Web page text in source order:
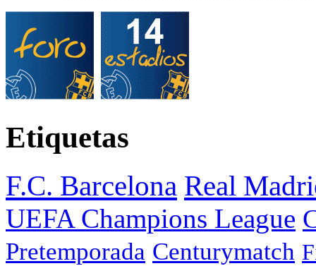
Etiquetas
F.C. Barcelona Real
UEFA Champions League
Pretemporada Centurymatch